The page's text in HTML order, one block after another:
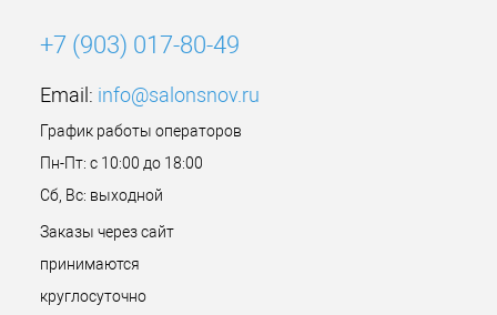
+7 (903) 017-80-49
Email: info@salonsnov.ru
График работы операторов
Пн-Пт: с 10:00 до 18:00
Сб, Вс: выходной
Заказы через сайт
принимаются
круглосуточно